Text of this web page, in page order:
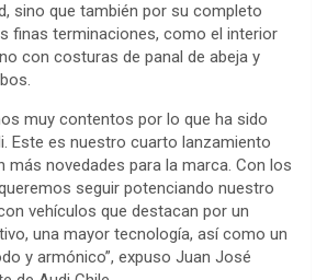
sino que también por su completo
finas terminaciones, como el interior
con costuras de panal de abeja y
muy contentos por lo que ha sido
Este es nuestro cuarto lanzamiento
más novedades para la marca. Con los
seguir potenciando nuestro
vehículos que destacan por un
una mayor tecnología, así como un
y armónico”, expuso Juan José